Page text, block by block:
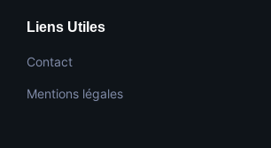
Liens Utiles
Contact
Mentions légales